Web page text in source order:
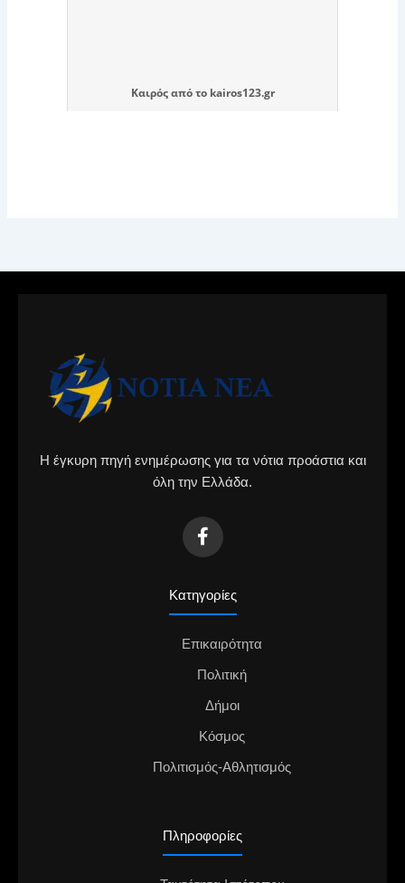
Καιρόςαπό το kairos123.gr
Η έγκυρη πηγή ενημέρωσης για τα νότια προάστια και
όλη την Ελλάδα.
Κατηγορίες
Επικαιρότητα
Πολιτική
Δήμοι
Κόσμος
Πολιτισμός-Αθλητισμός
Πληροφορίες